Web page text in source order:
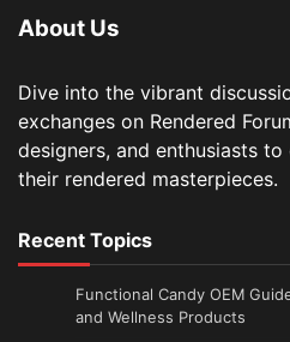
About Us
Dive into the vibrant
exchanges on Rendered
designers, and enthusiasts
their rendered masterpieces.
Recent Topics
Functional Candy OEM
and Wellness Products